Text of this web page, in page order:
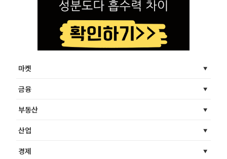
마켓
금융
부동산
산업
경제